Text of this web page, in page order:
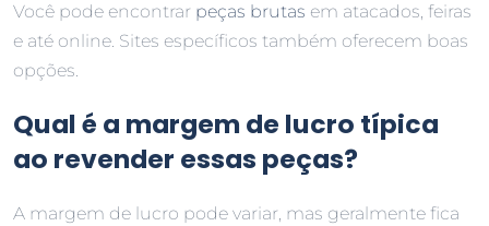
Você pode encontrar peças brutas em atacados, feiras
e até online. Sites específicos também oferecem boas
opções.
Qual é a margem de lucro típica
ao revender essas peças?
A margem de lucro pode variar, mas geralmente fica